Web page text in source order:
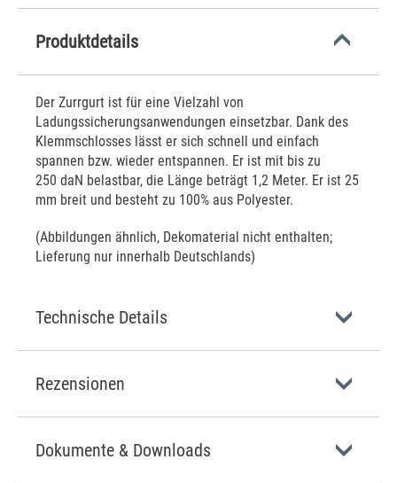
Produktdetails
Der Zurrgurt ist für eine Vielzahl von
Ladungssicherungsanwendungen einsetzbar. Dank des
Klemmschlosses lässt er sich schnell und einfach
spannen bzw. wieder entspannen. Er ist mit bis zu
250 daN belastbar, die Länge beträgt 1,2 Meter. Er ist 25
mm breit und besteht zu 100% aus Polyester.
(Abbildungen ähnlich, Dekomaterial nicht enthalten;
Lieferung nur innerhalb Deutschlands)
Technische Details
Rezensionen
Dokumente & Downloads